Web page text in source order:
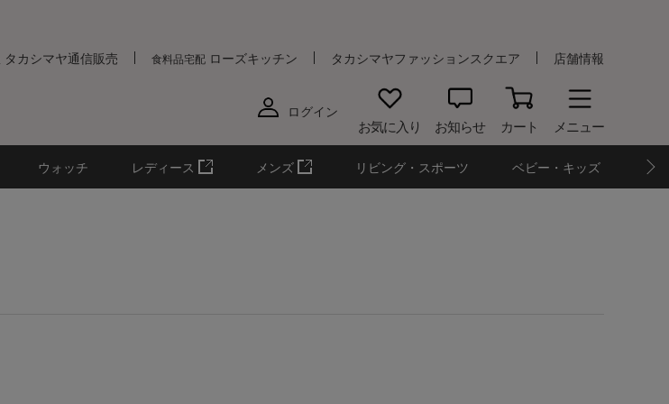
タカシマヤ通信販売 食料品宅配 ローズキッチン タカシマヤファッションスクエア 店舗情報
ログイン
お気に入り お知らせ カート メニュー
ウォッチ レディース メンズ リビング・スポーツ ベビー・キッズ